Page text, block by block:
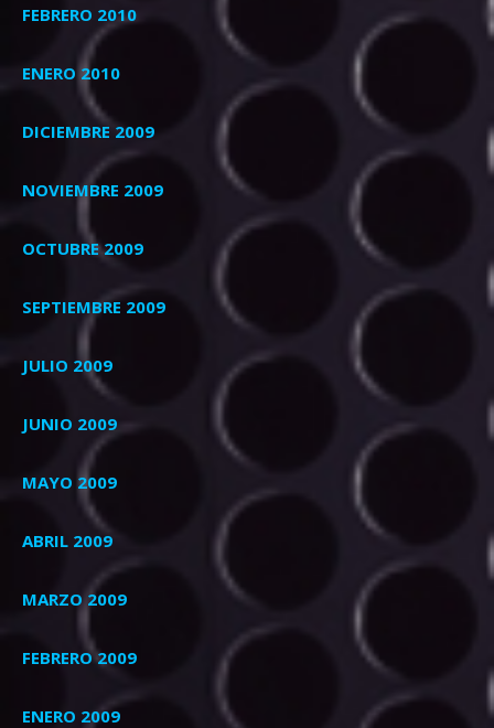
FEBRERO 2010
ENERO 2010
DICIEMBRE 2009
NOVIEMBRE 2009
OCTUBRE 2009
SEPTIEMBRE 2009
JULIO 2009
JUNIO 2009
MAYO 2009
ABRIL 2009
MARZO 2009
FEBRERO 2009
ENERO 2009